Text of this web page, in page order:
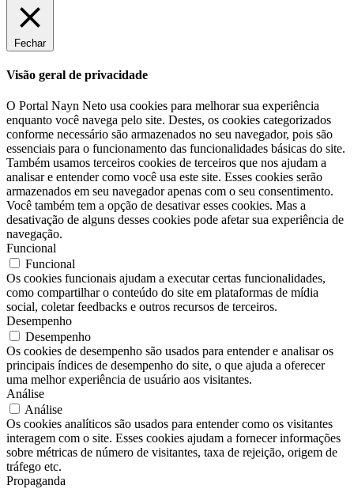
Fechar
Visão geral de privacidade
O Portal Nayn Neto usa cookies para melhorar sua experiência
enquanto você navega pelo site. Destes, os cookies categorizados
conforme necessário são armazenados no seu navegador, pois são
essenciais para o funcionamento das funcionalidades básicas do site.
Também usamos terceiros cookies de terceiros que nos ajudam a
analisar e entender como você usa este site. Esses cookies serão
armazenados em seu navegador apenas com o seu consentimento.
Você também tem a opção de desativar esses cookies. Mas a
desativação de alguns desses cookies pode afetar sua experiência de
navegação.
Funcional
Funcional
Os cookies funcionais ajudam a executar certas funcionalidades,
como compartilhar o conteúdo do site em plataformas de mídia
social, coletar feedbacks e outros recursos de terceiros.
Desempenho
Desempenho
Os cookies de desempenho são usados ​​para entender e analisar os
principais índices de desempenho do site, o que ajuda a oferecer
uma melhor experiência de usuário aos visitantes.
Análise
Análise
Os cookies analíticos são usados ​​para entender como os visitantes
interagem com o site. Esses cookies ajudam a fornecer informações
sobre métricas de número de visitantes, taxa de rejeição, origem de
tráfego etc.
Propaganda